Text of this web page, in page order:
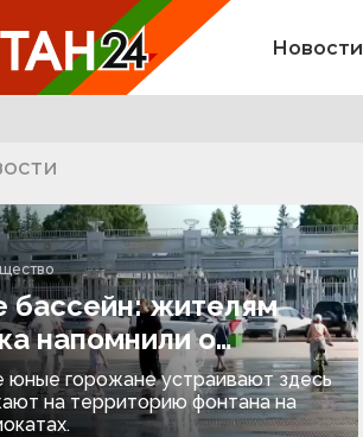
Новости
бассейн: жителям
напомнили о
юные горожане устраивают здесь
на территорию фонтана на